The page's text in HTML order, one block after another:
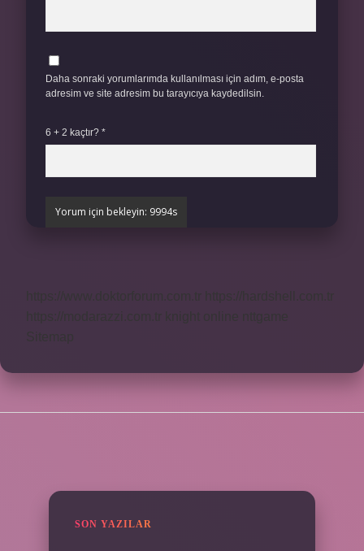
Daha sonraki yorumlarımda kullanılması için adım, e-posta
adresim ve site adresim bu tarayıcıya kaydedilsin.
6 + 2 kaçtır? *
SON YAZILAR